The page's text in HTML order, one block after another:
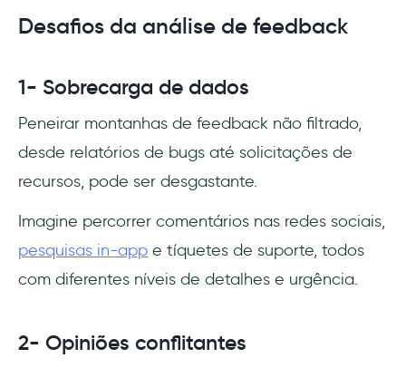
Desafios da análise de feedback
1- Sobrecarga de dados
Peneirar montanhas de feedback não filtrado,
desde relatórios de bugs até solicitações de
recursos, pode ser desgastante.
Imagine percorrer comentários nas redes sociais,
pesquisas in-app e tíquetes de suporte, todos
com diferentes níveis de detalhes e urgência.
2- Opiniões conflitantes